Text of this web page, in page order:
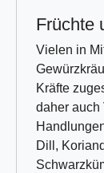
Früchte
Vielen in
Kräfte
daher auch
Dill,